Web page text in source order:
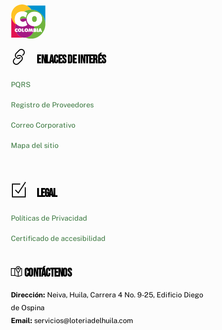
Enlaces de interés
PQRS
Registro de Proveedores
Correo Corporativo
Mapa del sitio
Legal
Políticas de Privacidad
Certificado de accesibilidad
Contáctenos
Dirección: Neiva, Huila, Carrera 4 No. 9-25, Edificio Diego
de Ospina
Email: servicios@loteriadelhuila.com